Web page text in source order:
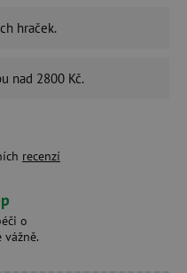
hraček.
nad 2800 Kč.
recenzí
o
vážně.